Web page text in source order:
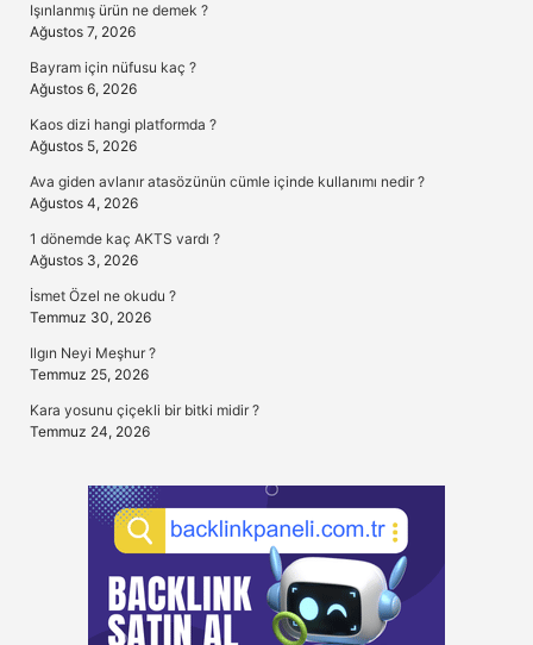
Işınlanmış ürün ne demek ?
Ağustos 7, 2026
Bayram için nüfusu kaç ?
Ağustos 6, 2026
Kaos dizi hangi platformda ?
Ağustos 5, 2026
Ava giden avlanır atasözünün cümle içinde kullanımı nedir ?
Ağustos 4, 2026
1 dönemde kaç AKTS vardı ?
Ağustos 3, 2026
İsmet Özel ne okudu ?
Temmuz 30, 2026
Ilgın Neyi Meşhur ?
Temmuz 25, 2026
Kara yosunu çiçekli bir bitki midir ?
Temmuz 24, 2026